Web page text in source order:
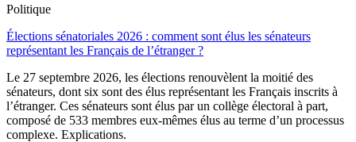
Politique
Élections sénatoriales 2026 : comment sont élus les sénateurs
représentant les Français de l’étranger ?
Le 27 septembre 2026, les élections renouvèlent la moitié des
sénateurs, dont six sont des élus représentant les Français inscrits à
l’étranger. Ces sénateurs sont élus par un collège électoral à part,
composé de 533 membres eux-mêmes élus au terme d’un processus
complexe. Explications.